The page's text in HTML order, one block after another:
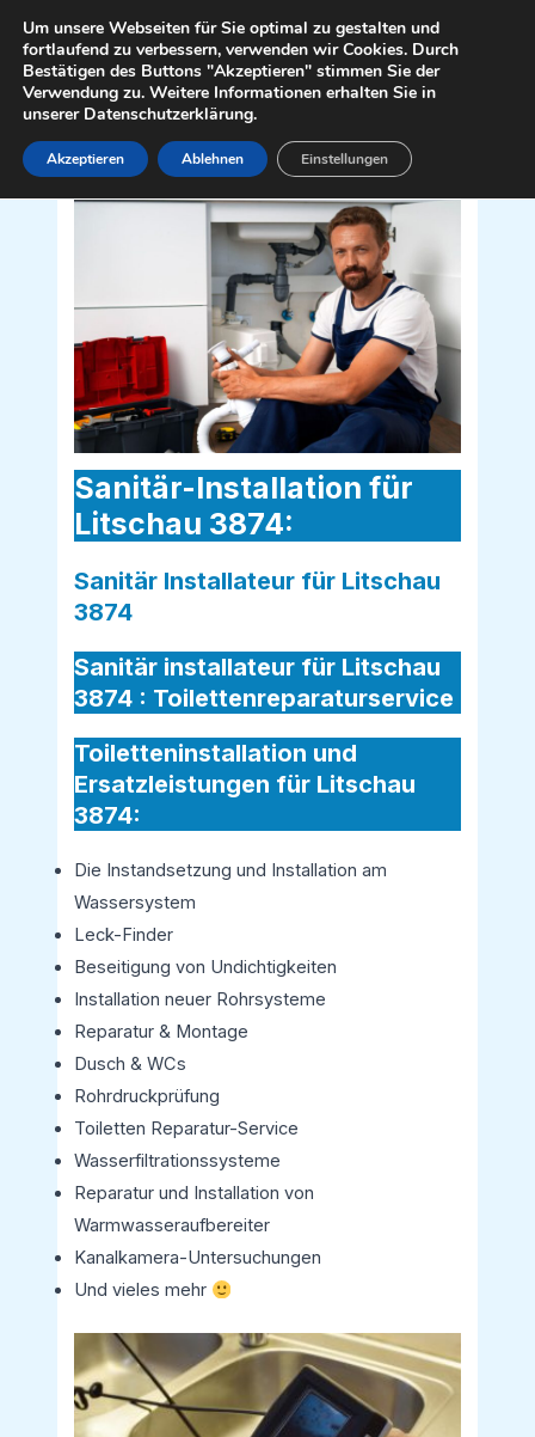
Inhalt
springen
Sanitär Installateur für Litschau 3874
Sanitär-Installation für
Litschau 3874:
Sanitär Installateur für Litschau
3874
Sanitär installateur für Litschau
3874 : Toilettenreparaturservice
Toiletteninstallation und
Ersatzleistungen für Litschau
3874:
Die Instandsetzung und Installation am
Wassersystem
Leck-Finder
Beseitigung von Undichtigkeiten
Installation neuer Rohrsysteme
Reparatur & Montage
Dusch & WCs
Rohrdruckprüfung
Toiletten Reparatur-Service
Wasserfiltrationssysteme
Reparatur und Installation von
Warmwasseraufbereiter
Kanalkamera-Untersuchungen
Und vieles mehr
Um unsere Webseiten für Sie optimal zu gestalten und
fortlaufend zu verbessern, verwenden wir Cookies. Durch
Bestätigen des Buttons "Akzeptieren" stimmen Sie der
Verwendung zu. Weitere Informationen erhalten Sie in
unserer Datenschutzerklärung.
Akzeptieren Ablehnen Einstellungen